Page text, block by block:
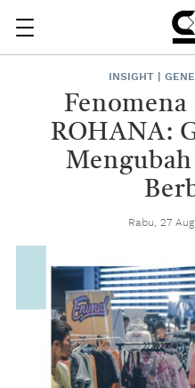
INSIGHT |
Fenomena
ROHANA:
Rabu, 27